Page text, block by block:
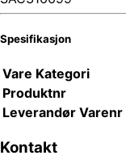
Spesifikasjon
Vare Kategori
Produktnr
Leverandør Varenr
Kontakt